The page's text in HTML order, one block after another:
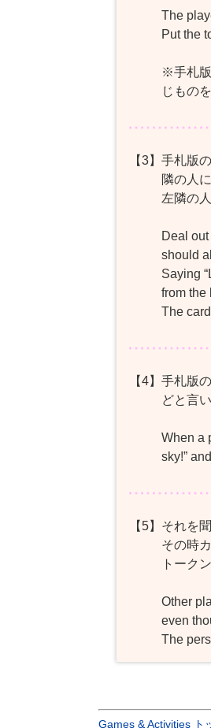
The
Put the
※手札版
じもの
【3】 手札版
隣の人
左隣の
Deal
should
Saying
from the
The
【4】 手札版
どと言
When a
sky!”
【5】 それを
その時
トーク
Other
even
The
Games & Activities ト